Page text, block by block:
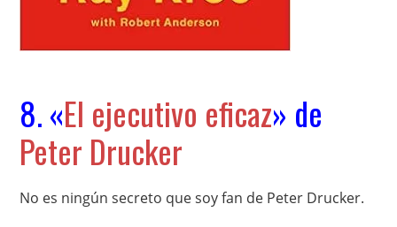
8. «El ejecutivo eficaz» de
Peter Drucker
No es ningún secreto que soy fan de Peter Drucker.